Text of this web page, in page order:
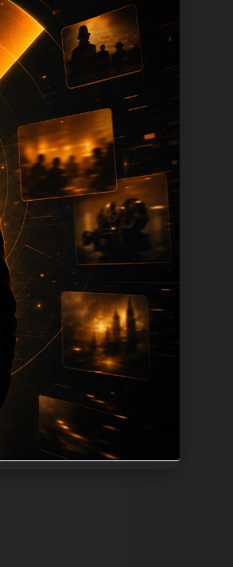
集和同类长尾需求
留真实可点击入
目页、首页推荐形
一主题下有多个
、上一篇下一篇和
还有哪些可继续阅
确保页面既能被搜
保留清晰入口，方